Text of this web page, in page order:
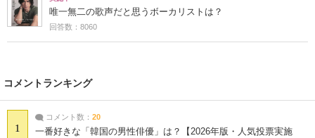
唯一無二の歌声だと思うボーカリストは？
回答数：8060
コメントランキング
1
コメント数： 20
一番好きな「韓国の男性俳優」は？【2026年版・人気投票実施